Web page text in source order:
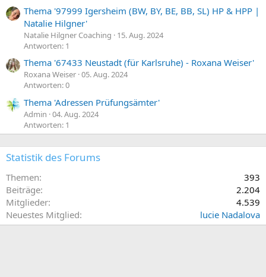
Thema '97999 Igersheim (BW, BY, BE, BB, SL) HP & HPP |
Natalie Hilgner'
Natalie Hilgner Coaching
15. Aug. 2024
Antworten: 1
Thema '67433 Neustadt (für Karlsruhe) - Roxana Weiser'
Roxana Weiser 05. Aug. 2024
Antworten: 0
Thema 'Adressen Prüfungsämter'
Admin 04. Aug. 2024
Antworten: 1
Statistik des Forums
Themen
393
Beiträge
2.204
Mitglieder
4.539
Neuestes Mitglied
lucie Nadalova